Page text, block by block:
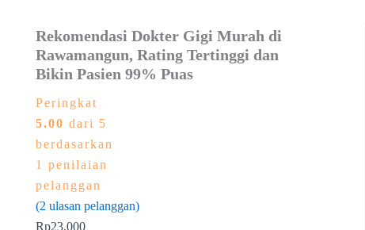
Rekomendasi Dokter Gigi Murah di
Rawamangun, Rating Tertinggi dan
Bikin Pasien 99% Puas
Peringkat
5.00 dari 5
berdasarkan
1
penilaian
pelanggan
(2 ulasan pelanggan)
Rp23.000